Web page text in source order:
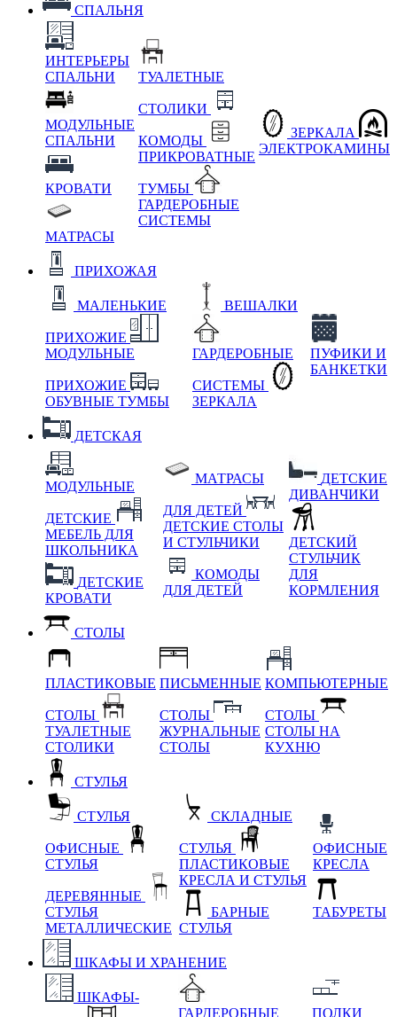
СПАЛЬНЯ
ИНТЕРЬЕРЫ
СПАЛЬНИ
МОДУЛЬНЫЕ
СПАЛЬНИ
КРОВАТИ
МАТРАСЫ
ТУАЛЕТНЫЕ
СТОЛИКИ
КОМОДЫ
ПРИКРОВАТНЫЕ
ТУМБЫ
ГАРДЕРОБНЫЕ
СИСТЕМЫ
ЗЕРКАЛА
ЭЛЕКТРОКАМИНЫ
ПРИХОЖАЯ
МАЛЕНЬКИЕ
ПРИХОЖИЕ
МОДУЛЬНЫЕ
ПРИХОЖИЕ
ОБУВНЫЕ ТУМБЫ
ВЕШАЛКИ
ГАРДЕРОБНЫЕ
СИСТЕМЫ
ЗЕРКАЛА
ПУФИКИ И
БАНКЕТКИ
ДЕТСКАЯ
МОДУЛЬНЫЕ
ДЕТСКИЕ
МЕБЕЛЬ ДЛЯ
ШКОЛЬНИКА
ДЕТСКИЕ
КРОВАТИ
МАТРАСЫ
ДЛЯ ДЕТЕЙ
ДЕТСКИЕ СТОЛЫ
И СТУЛЬЧИКИ
КОМОДЫ
ДЛЯ ДЕТЕЙ
ДЕТСКИЕ
ДИВАНЧИКИ
ДЕТСКИЙ
СТУЛЬЧИК
ДЛЯ
КОРМЛЕНИЯ
СТОЛЫ
ПЛАСТИКОВЫЕ
СТОЛЫ
ТУАЛЕТНЫЕ
СТОЛИКИ
ПИСЬМЕННЫЕ
СТОЛЫ
ЖУРНАЛЬНЫЕ
СТОЛЫ
КОМПЬЮТЕРНЫЕ
СТОЛЫ
СТОЛЫ НА
КУХНЮ
СТУЛЬЯ
СТУЛЬЯ
ОФИСНЫЕ
СТУЛЬЯ
ДЕРЕВЯННЫЕ
СТУЛЬЯ
МЕТАЛЛИЧЕСКИЕ
СКЛАДНЫЕ
СТУЛЬЯ
ПЛАСТИКОВЫЕ
КРЕСЛА И СТУЛЬЯ
БАРНЫЕ
СТУЛЬЯ
ОФИСНЫЕ
КРЕСЛА
ТАБУРЕТЫ
ШКАФЫ И ХРАНЕНИЕ
ШКАФЫ-
ГАРДЕРОБНЫЕ
ПОЛКИ